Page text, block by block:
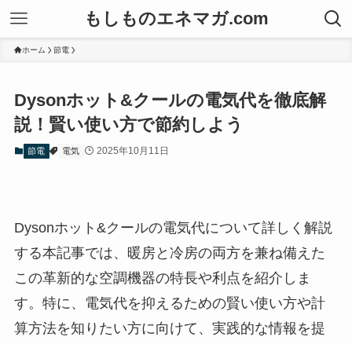
もしものエネマガ.com
ホーム 節電
Dysonホット&クールの電気代を徹底解
説！賢い使い方で節約しよう
節電 電気 2025年10月11日
Dysonホット&クールの電気代について詳しく解説
する本記事では、暖房と冷房の両方を兼ね備えた
この革新的な空調機器の特長や利点を紹介しま
す。特に、電気代を抑えるための賢い使い方や計
算方法を知りたい方に向けて、実践的な情報を提